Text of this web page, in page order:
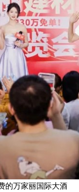
的万家丽国际大酒